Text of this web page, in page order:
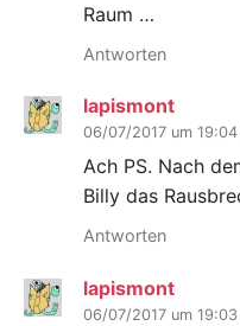
Raum …
Antworten
lapismont
06/07/2017 um
Ach PS. Nach
Billy das
Antworten
lapismont
06/07/2017 um